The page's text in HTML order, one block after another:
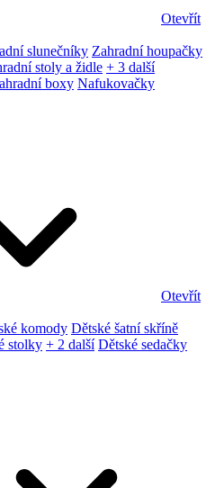
Otevřít
slunečníky Zahradní houpačky
stoly a židle + 3 další
boxy Nafukovačky
Otevřít
komody Dětské šatní skříně
stolky + 2 další Dětské sedačky